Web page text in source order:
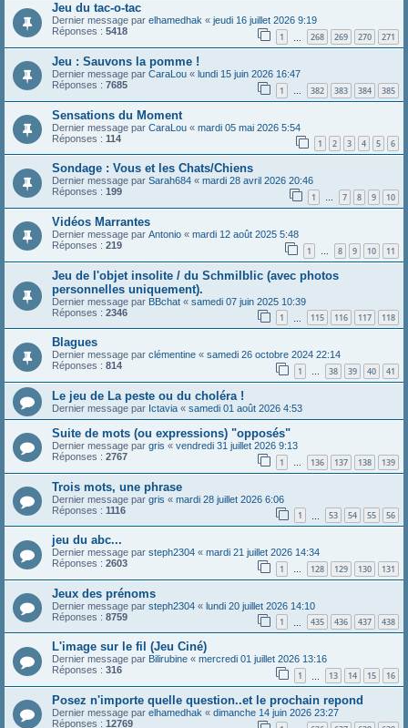
Jeu du tac-o-tac
Dernier message par elhamedhak « jeudi 16 juillet 2026 9:19
Réponses : 5418 1 268 269 270 271
Jeu : Sauvons la pomme !
Dernier message par CaraLou « lundi 15 juin 2026 16:47
Réponses : 7685 1 … 382 383 384 385
Sensations du Moment
Dernier message par CaraLou « mardi 05 mai 2026 5:54
Réponses : 114 1 2 3 4 5 6
Sondage : Vous et les Chats/Chiens
Dernier message par Sarah684 « mardi 28 avril 2026 20:46
Réponses : 199 1 … 7 8 9 10
Vidéos Marrantes
Dernier message par Antonio « mardi 12 août 2025 5:48
Réponses : 219 1 … 8 9 10 11
Jeu de l'objet insolite / du Schmilblic (avec photos
personnelles uniquement).
Dernier message par BBchat « samedi 07 juin 2025 10:39
Réponses : 2346 1 115 116 117 118
Blagues
Dernier message par clémentine « samedi 26 octobre 2024 22:14
Réponses : 814 1 … 38 39 40 41
Le jeu de La peste ou du choléra !
Dernier message par Ictavia « samedi 01 août 2026 4:53
Suite de mots (ou expressions) "opposés"
Dernier message par gris « vendredi 31 juillet 2026 9:13
Réponses : 2767 1 … 136 137 138 139
Trois mots, une phrase
Dernier message par gris « mardi 28 juillet 2026 6:06
Réponses : 1116 1 53 54 55 56
jeu du abc...
Dernier message par steph2304 « mardi 21 juillet 2026 14:34
Réponses : 2603 1 … 128 129 130 131
Jeux des prénoms
Dernier message par steph2304 « lundi 20 juillet 2026 14:10
Réponses : 8759 1 435 436 437 438
L'image sur le fil (Jeu Ciné)
Dernier message par Bilirubine « mercredi 01 juillet 2026 13:16
Réponses : 316 1 13 14 15 16
Posez n'importe quelle question..et le prochain repond
Dernier message par elhamedhak « dimanche 14 juin 2026 23:27
Réponses : 12769